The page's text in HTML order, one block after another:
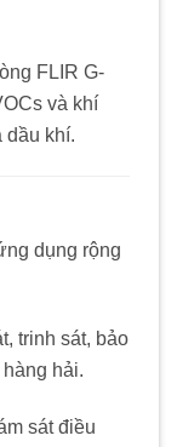
FLIR G-
và khí
dầu khí.
dụng rộng
trinh sát, bảo
hải.
sát điều